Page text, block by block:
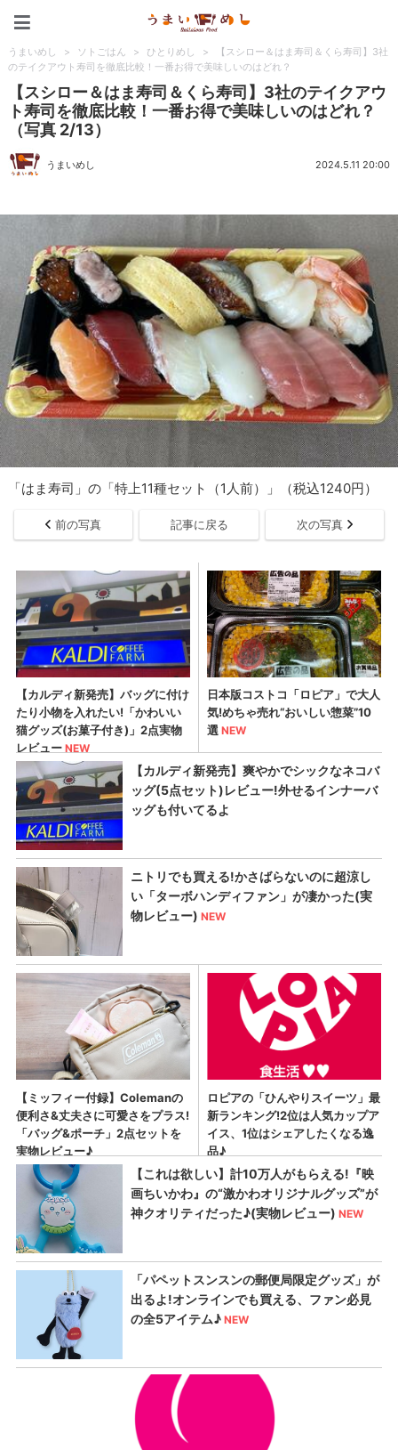
うまいめし > ソトごはん > ひとりめし >
【スシロー＆はま寿司＆くら寿司】3社
のテイクアウト寿司を徹底比較！一番お得で美味しいのはどれ？
【スシロー＆はま寿司＆くら寿司】3社のテイクアウ
ト寿司を徹底比較！一番お得で美味しいのはどれ？
（写真 2/13）
うまいめし 2024.5.11 20:00
「はま寿司」の「特上11種セット（1人前）」（税込1240円）
前の写真 記事に戻る 次の写真